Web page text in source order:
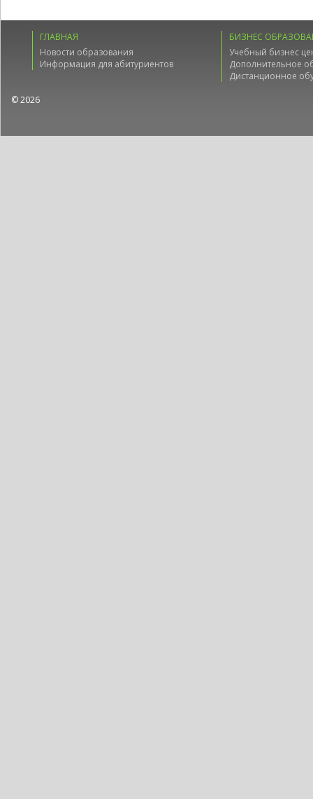
ГЛАВНАЯ
Новости образования
Информация для абитуриентов
БИЗНЕС
Учебный бизнес
Дополнительное
Дистанционное
© 2026